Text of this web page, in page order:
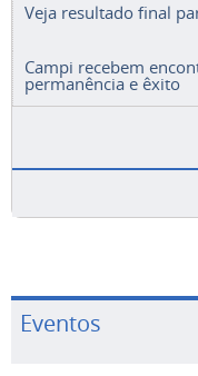
Veja resultado final
Campi recebem
permanência e êxito
Eventos